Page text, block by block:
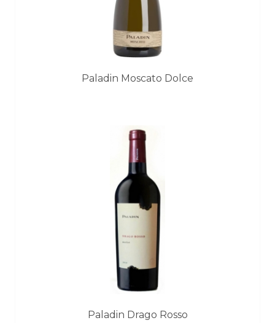
Paladin Moscato Dolce
Paladin Drago Rosso